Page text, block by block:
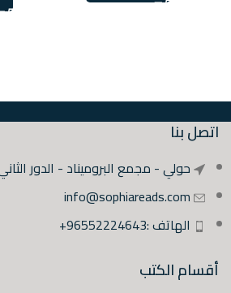
اتصل بنا
حولي - مجمع البروميناد - الدور
info@sophiareads.com
الهاتف :96552224643+
أقسام الكتب